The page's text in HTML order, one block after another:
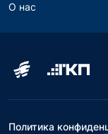
О нас
Политика